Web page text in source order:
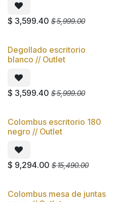
$ 3,599.40 $5,999.00
Oferta
Degollado escritorio
blanco // Outlet
$ 3,599.40 $5,999.00
Oferta
Colombus escritorio 180
negro // Outlet
$ 9,294.00 $15,490.00
Colombus mesa de juntas